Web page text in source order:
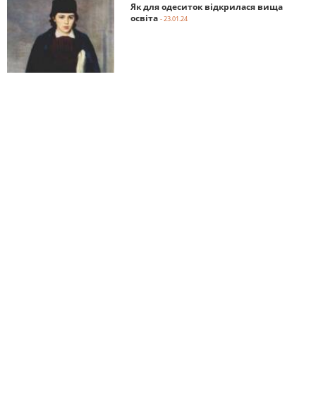
Як для одеситок відкрилася вища
освіта - 23.01.24